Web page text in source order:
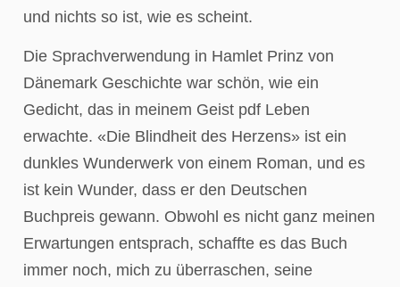
und nichts so ist, wie es scheint.
Die Sprachverwendung in Hamlet Prinz von
Dänemark Geschichte war schön, wie ein
Gedicht, das in meinem Geist pdf Leben
erwachte. «Die Blindheit des Herzens» ist ein
dunkles Wunderwerk von einem Roman, und es
ist kein Wunder, dass er den Deutschen
Buchpreis gewann. Obwohl es nicht ganz meinen
Erwartungen entsprach, schaffte es das Buch
immer noch, mich zu überraschen, seine